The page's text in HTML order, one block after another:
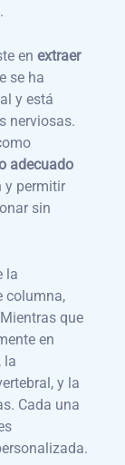
en extraer
se ha
y está
nerviosas.
adecuado
y permitir
sin
la
columna,
que
en
la
y la
Cada una